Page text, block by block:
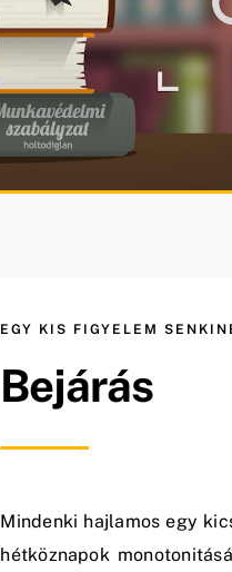
EGY KIS FIGYELEM
Bejárás
Mindenki hajlamos egy
hétköznapok